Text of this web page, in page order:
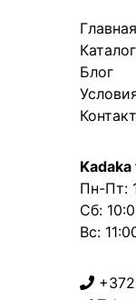
Главная
Каталог
Блог
Пн-Пт:
Сб:
Вс: